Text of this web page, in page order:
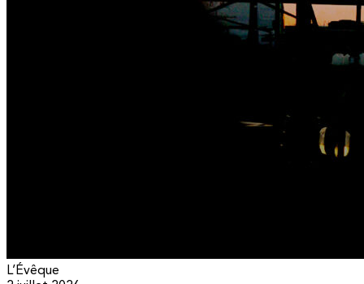
L’Évêque